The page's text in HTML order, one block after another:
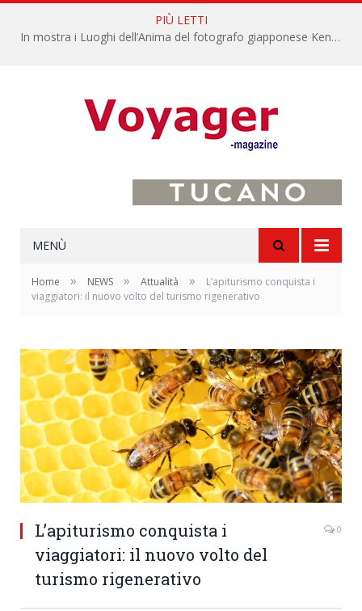
PIÙ LETTI
In mostra i Luoghi dell’Anima del fotografo giapponese Kenro Izu
MENÙ
Home » NEWS » Attualità »
L’apiturismo conquista i
viaggiatori: il nuovo volto del turismo rigenerativo
L’apiturismo conquista i
viaggiatori: il nuovo volto del
turismo rigenerativo
0